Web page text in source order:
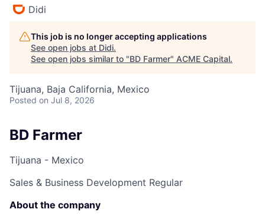
Didi
This job is no longer accepting applications
See open jobs at Didi.
See open jobs similar to "BD Farmer" ACME Capital.
Tijuana, Baja California, Mexico
Posted on Jul 8, 2026
BD Farmer
Tijuana - Mexico
Sales & Business Development Regular
About the company